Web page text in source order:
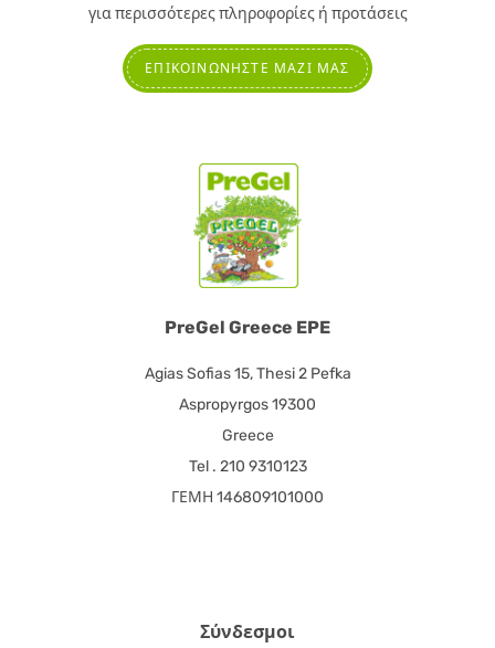
PreGel Greece EPE
Agias Sofias 15, Thesi 2 Pefka
Aspropyrgos 19300
Greece
Tel . 210 9310123
ΓΕΜΗ 146809101000
Σύνδεσμοι
για περισσότερες πληροφορίες ή προτάσεις
ΕΠΙΚΟΙΝΩΝΉΣΤΕ ΜΑΖΊ ΜΑΣ